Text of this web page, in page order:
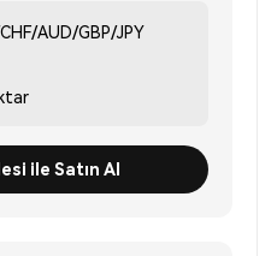
AUD/GBP/JPY
ile Satın Al